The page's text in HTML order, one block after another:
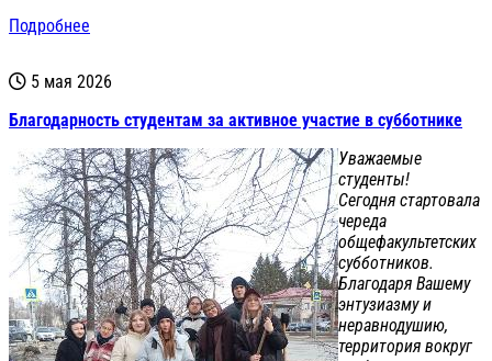
Подробнее
5 мая 2026
Благодарность студентам за активное участие в субботнике
Уважаемые
студенты!
Сегодня стартовала
череда
общефакультетских
субботников.
Благодаря Вашему
энтузиазму и
неравнодушию,
территория вокруг